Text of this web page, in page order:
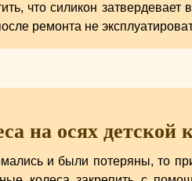
что силикон затвердевает
ремонта не
на осях детской
и были потеряны, то